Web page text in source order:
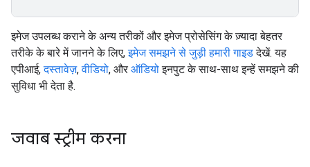
इमेज उपलब्ध कराने के अन्य तरीकों और इमेज प्रोसेसिंग के ज़्यादा बेहतर
तरीके के बारे में जानने के लिए,इमेज समझने से जुड़ी हमारी गाइडदेखें. यह
एपीआई,दस्तावेज़,वीडियो, और ऑडियोइनपुट के साथ-साथ इन्हें समझने की
सुविधा भी देता है.
जवाब स्ट्रीम करना